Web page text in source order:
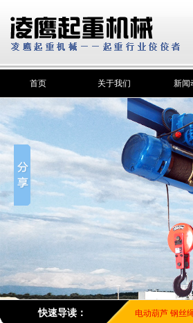
首页 关于我们 新闻
快速导读： 电动葫芦 钢丝